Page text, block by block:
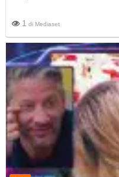
1 di Mediaset